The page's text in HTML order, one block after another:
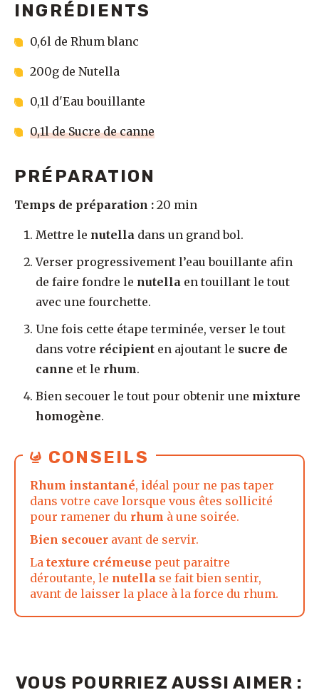
INGRÉDIENTS
0,6l de Rhum blanc
200g de Nutella
0,1l d'Eau bouillante
0,1l de Sucre de canne
PRÉPARATION
Temps de préparation : 20 min
Mettre le nutella dans un grand bol.
Verser progressivement l’eau bouillante afin
de faire fondre le nutella en touillant le tout
avec une fourchette.
Une fois cette étape terminée, verser le tout
dans votre récipient en ajoutant le sucre de
canne et le rhum.
Bien secouer le tout pour obtenir une mixture
homogène.
CONSEILS
Rhum instantané, idéal pour ne pas taper
dans votre cave lorsque vous êtes sollicité
pour ramener du rhum à une soirée.
Bien secouer avant de servir.
La texture crémeuse peut paraitre
déroutante, le nutella se fait bien sentir,
avant de laisser la place à la force du rhum.
VOUS POURRIEZ AUSSI AIMER :